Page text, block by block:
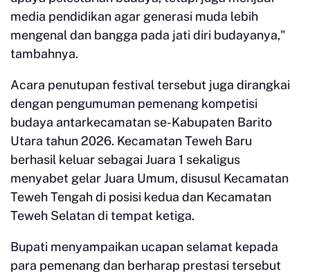
media pendidikan agar generasi muda lebih
mengenal dan bangga pada jati diri budayanya,"
tambahnya.
Acara penutupan festival tersebut juga dirangkai
dengan pengumuman pemenang kompetisi
budaya antarkecamatan se-Kabupaten Barito
Utara tahun 2026. Kecamatan Teweh Baru
berhasil keluar sebagai Juara 1 sekaligus
menyabet gelar Juara Umum, disusul Kecamatan
Teweh Tengah di posisi kedua dan Kecamatan
Teweh Selatan di tempat ketiga.
Bupati menyampaikan ucapan selamat kepada
para pemenang dan berharap prestasi tersebut